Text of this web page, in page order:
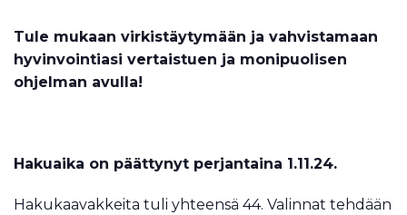
Tule mukaan virkistäytymään ja vahvistamaan
hyvinvointiasi vertaistuen ja monipuolisen
ohjelman avulla!
Hakuaika on päättynyt perjantaina 1.11.24.
Hakukaavakkeita tuli yhteensä 44. Valinnat tehdään